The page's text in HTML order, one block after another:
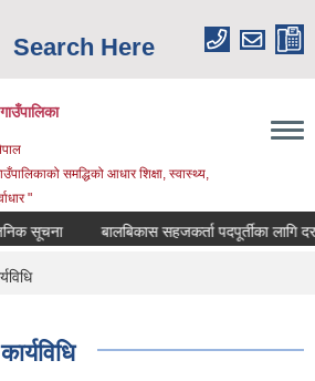
Search Here
समद्धिको आधार शिक्षा, स्‍वास्‍थ्‍य,
"
बालबिकास सहजकर्ता पदपूर्तीका लागि दरखास्त